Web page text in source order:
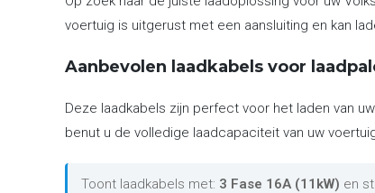
voertuig is uitgerust met een aansluiting en kan
Aanbevolen laadkabels voor
Deze laadkabels zijn perfect voor het laden van
benut u de volledige laadcapaciteit van uw
Toont laadkabels met: 3 Fase 16A (11kW) en